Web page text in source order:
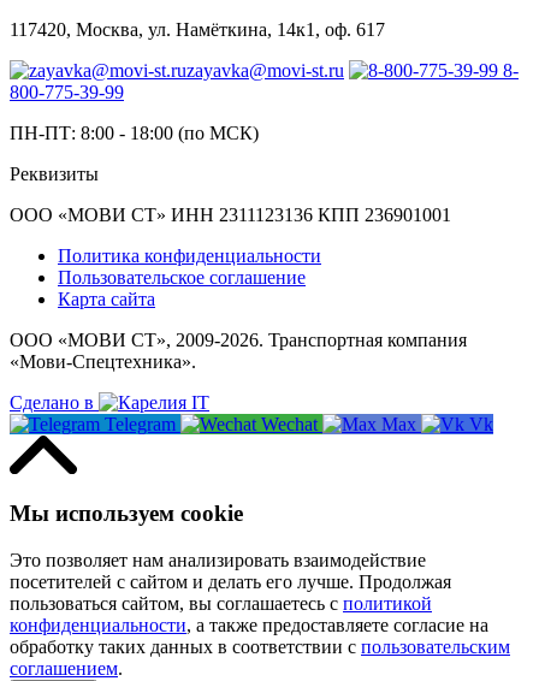
117420, Москва, ул. Намёткина, 14к1, оф. 617
zayavka@movi-st.ru
8-
800-775-39-99
ПН-ПТ: 8:00 - 18:00 (по МСК)
Реквизиты
ООО «МОВИ СТ» ИНН 2311123136 КПП 236901001
Политика конфиденциальности
Пользовательское соглашение
Карта сайта
ООО «МОВИ СТ», 2009-2026. Транспортная компания
«Мови-Спецтехника».
Сделано в
Telegram
Wechat Max Vk
Мы используем cookie
Это позволяет нам анализировать взаимодействие
посетителей с сайтом и делать его лучше. Продолжая
пользоваться сайтом, вы соглашаетесь с политикой
конфиденциальности, а также предоставляете согласие на
обработку таких данных в соответствии с пользовательским
соглашением.